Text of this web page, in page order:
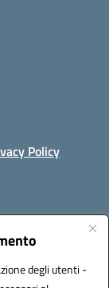
degli utenti -
Policy
-